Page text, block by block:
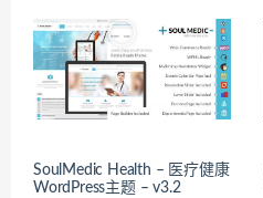
SoulMedic Health – 医疗健康
WordPress主题 – v3.2